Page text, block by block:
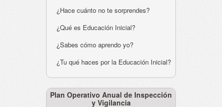
¿Hace cuánto no te sorprendes?
¿Qué es Educación Inicial?
¿Sabes cómo aprendo yo?
¿Tu qué haces por la Educación Inicial?
Plan Operativo Anual de Inspección
y Vigilancia